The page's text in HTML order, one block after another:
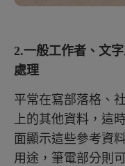
2.一般工作者、文
處理
平常在寫部落格、
上的其他資料，這
面顯示這些參考資
用途，筆電部分則